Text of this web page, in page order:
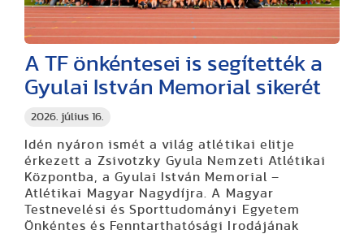
2026. július 16.
A TF önkéntesei is segítették a
Gyulai István Memorial sikerét
Idén nyáron ismét a világ atlétikai elitje
érkezett a Zsivotzky Gyula Nemzeti Atlétikai
Központba, a Gyulai István Memorial –
Atlétikai Magyar Nagydíjra.
A Magyar
Testnevelési és Sporttudományi Egyetem
Önkéntes és Fenntarthatósági Irodájának